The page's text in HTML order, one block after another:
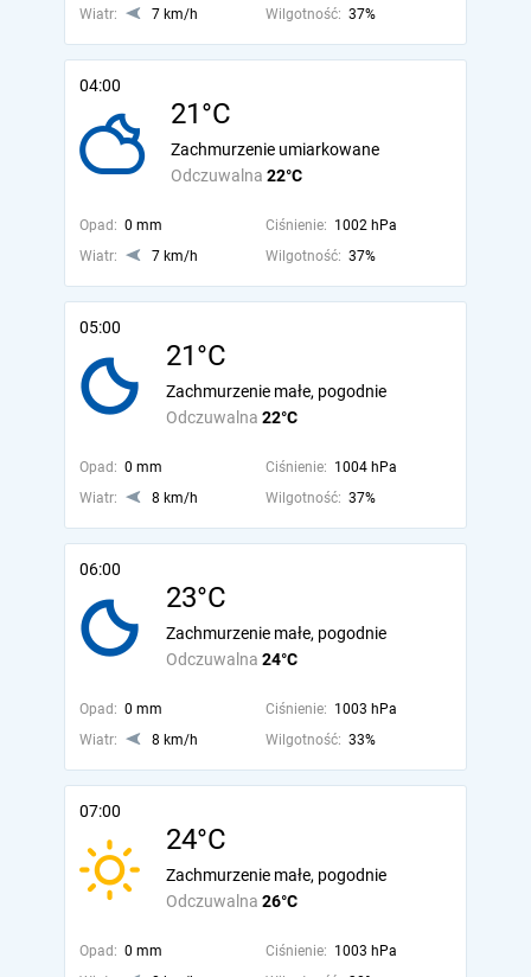
Wiatr:
7 km/h Wilgotność: 37%
04:00
21°C
Odczuwalna 22°C
Zachmurzenie umiarkowane
Opad: 0 mm Ciśnienie: 1002 hPa
Wiatr:
7 km/h Wilgotność: 37%
05:00
21°C
Odczuwalna 22°C
Zachmurzenie małe, pogodnie
Opad: 0 mm Ciśnienie: 1004 hPa
Wiatr:
8 km/h Wilgotność: 37%
06:00
23°C
Odczuwalna 24°C
Zachmurzenie małe, pogodnie
Opad: 0 mm Ciśnienie: 1003 hPa
Wiatr:
8 km/h Wilgotność: 33%
07:00
24°C
Odczuwalna 26°C
Zachmurzenie małe, pogodnie
Opad: 0 mm Ciśnienie: 1003 hPa